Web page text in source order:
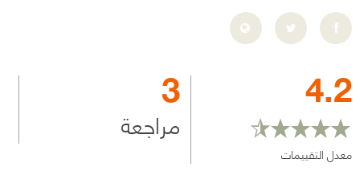
4.2
معدل التقييمات
3
مراجعة